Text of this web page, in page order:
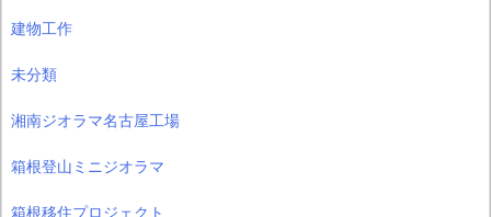
建物工作
未分類
湘南ジオラマ名古屋工場
箱根登山ミニジオラマ
箱根移住プロジェクト